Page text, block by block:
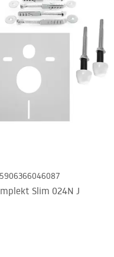
5906366046087
Slim 024N J